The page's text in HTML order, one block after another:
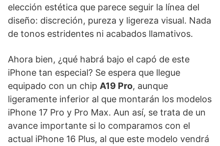
elección estética que parece seguir la línea del
diseño: discreción, pureza y ligereza visual. Nada
de tonos estridentes ni acabados llamativos.
Ahora bien, ¿qué habrá bajo el capó de este
iPhone tan especial? Se espera que llegue
equipado con un chip A19 Pro, aunque
ligeramente inferior al que montarán los modelos
iPhone 17 Pro y Pro Max. Aun así, se trata de un
avance importante si lo comparamos con el
actual iPhone 16 Plus, al que este modelo vendrá